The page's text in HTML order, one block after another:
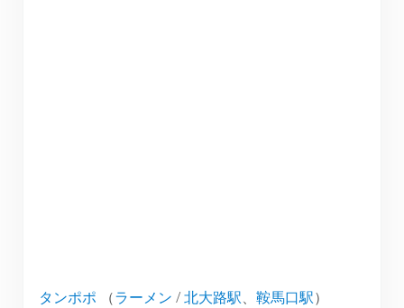
タンポポ （ラーメン /北大路駅、 鞍馬口駅）